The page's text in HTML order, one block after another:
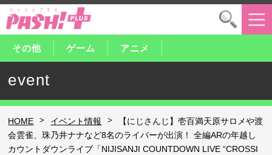
その他 ゲーム アニメ
event
HOME > イベント情報 >
【にじさんじ】壱百満天原サロメや渡
会雲雀、珠乃井ナナなど8名のライバーが出演！ 全編ARの年越し
カウントダウンライブ「NIJISANJI COUNTDOWN LIVE “CROSSI